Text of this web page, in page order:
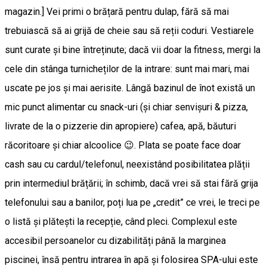
magazin.] Vei primi o brățară pentru dulap, fără să mai
trebuiască să ai grijă de cheie sau să reții coduri. Vestiarele
sunt curate și bine întreținute; dacă vii doar la fitness, mergi la
cele din stânga turnicheților de la intrare: sunt mai mari, mai
uscate pe jos și mai aerisite. Lângă bazinul de înot există un
mic punct alimentar cu snack-uri (și chiar senvișuri & pizza,
livrate de la o pizzerie din apropiere) cafea, apă, băuturi
răcoritoare și chiar alcoolice 😉. Plata se poate face doar
cash sau cu cardul/telefonul, neexistând posibilitatea plății
prin intermediul brățării; în schimb, dacă vrei să stai fără grija
telefonului sau a banilor, poți lua pe „credit” ce vrei, le treci pe
o listă și plătești la recepție, când pleci. Complexul este
accesibil persoanelor cu dizabilități până la marginea
piscinei, însă pentru intrarea în apă și folosirea SPA-ului este